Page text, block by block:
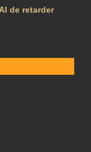
de retarder